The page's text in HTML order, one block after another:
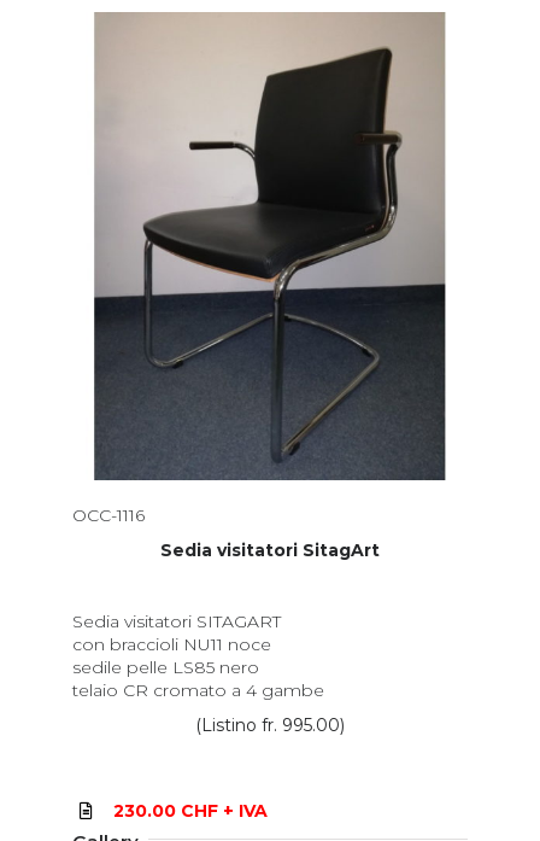
OCC-1116
Sedia visitatori SitagArt
Sedia visitatori SITAGART
con braccioli NU11 noce
sedile pelle LS85 nero
telaio CR cromato a 4 gambe
(Listino fr. 995.00)
230.00 CHF + IVA